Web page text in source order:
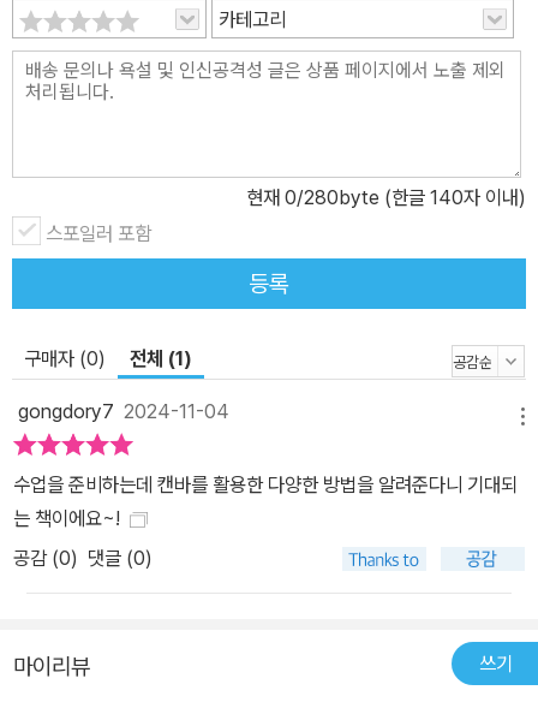
양한 에듀테크 툴을 연계하여 수업에 활용하는 방법이 궁금하지 않나
요? ‘선생님의 특강’에서는 챗GPT, 애니메이티드 드로잉, 구글 클래
스룸 등 다양한 에듀테크 툴을 활용한 수업 사례도 공유합니다. 이를
생님들과 함께 공부한다! 2025년 3월, 이 책의 콘텐츠를 바탕으로
제작된 비바샘 온라인 직무연수가 오픈될 예정입니다. 이 책으로 비
바샘 원격교육 온라인 연수를 함께 들으며 캔바를 공부하면 여러분도
에듀테크 고수가 될 수 있을 것입니다. 자세한 내용은 비바샘 원격교
카테고리
현재 0/280byte (한글 140자 이내)
스포일러 포함
등록
구매자 (0) 전체 (1)
gongdory7 2024-11-04
수업을 준비하는데 캔바를 활용한 다양한 방법을 알려준다니 기대되
는 책이에요~!
공감 (0) 댓글 (0)
마이리뷰 쓰기